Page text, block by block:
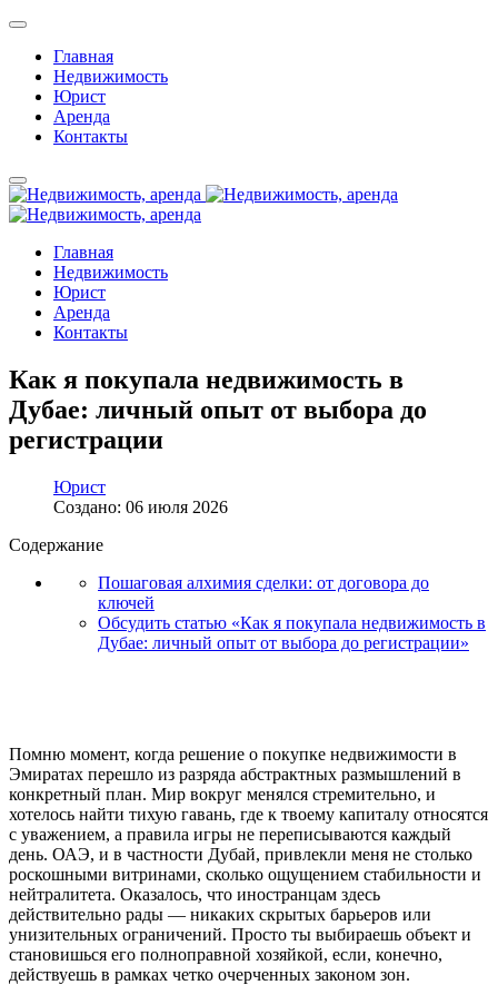
Главная
Недвижимость
Юрист
Аренда
Контакты
Главная
Недвижимость
Юрист
Аренда
Контакты
Как я покупала недвижимость в
Дубае: личный опыт от выбора до
регистрации
Юрист
Создано: 06 июля 2026
Содержание
Пошаговая алхимия сделки: от договора до
ключей
Обсудить статью «Как я покупала недвижимость в
Дубае: личный опыт от выбора до регистрации»
Помню момент, когда решение о покупке недвижимости в
Эмиратах перешло из разряда абстрактных размышлений в
конкретный план. Мир вокруг менялся стремительно, и
хотелось найти тихую гавань, где к твоему капиталу относятся
с уважением, а правила игры не переписываются каждый
день. ОАЭ, и в частности Дубай, привлекли меня не столько
роскошными витринами, сколько ощущением стабильности и
нейтралитета. Оказалось, что иностранцам здесь
действительно рады — никаких скрытых барьеров или
унизительных ограничений. Просто ты выбираешь объект и
становишься его полноправной хозяйкой, если, конечно,
действуешь в рамках четко очерченных законом зон.